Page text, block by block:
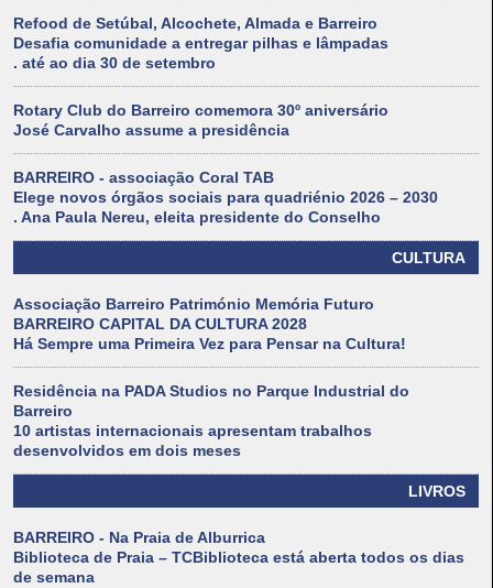
Refood de Setúbal, Alcochete, Almada e Barreiro
Desafia comunidade a entregar pilhas e lâmpadas
. até ao dia 30 de setembro
Rotary Club do Barreiro comemora 30º aniversário
José Carvalho assume a presidência
BARREIRO - associação Coral TAB
Elege novos órgãos sociais para quadriénio 2026 – 2030
. Ana Paula Nereu, eleita presidente do Conselho
CULTURA
Associação Barreiro Património Memória Futuro
BARREIRO CAPITAL DA CULTURA 2028
Há Sempre uma Primeira Vez para Pensar na Cultura!
Residência na PADA Studios no Parque Industrial do
Barreiro
10 artistas internacionais apresentam trabalhos
desenvolvidos em dois meses
LIVROS
BARREIRO - Na Praia de Alburrica
Biblioteca de Praia – TCBiblioteca está aberta todos os dias
de semana